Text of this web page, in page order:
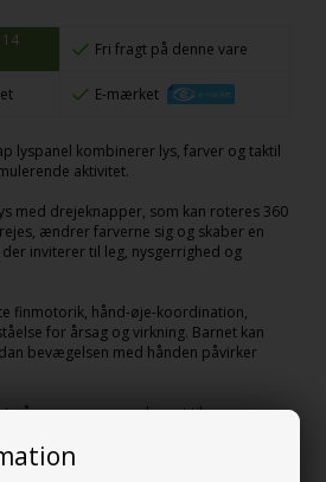
Fri fragt på denne vare
E-mærket
lyspanel kombinerer lys, farver og taktil
aktivitet.
med drejeknapper, som kan roteres 360
ændrer farverne sig og skaber en
inviterer til leg, nysgerrighed og
finmotorik, hånd-øje-koordination,
for årsag og virkning. Barnet kan
bevægelsen med hånden påvirker
på væggen og er velegnet til sanserum,